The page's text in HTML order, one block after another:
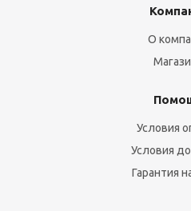
О
Условия
Условия
Гарантия